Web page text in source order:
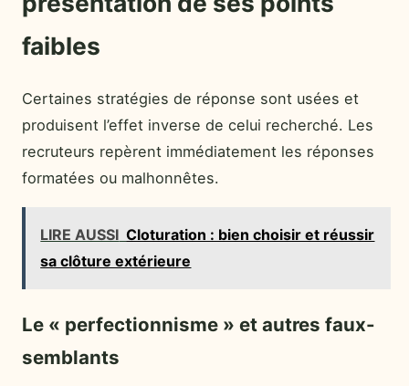
faibles
Certaines stratégies de réponse sont usées et
produisent l’effet inverse de celui recherché. Les
recruteurs repèrent immédiatement les réponses
formatées ou malhonnêtes.
LIRE AUSSI Cloturation : bien choisir et réussir
sa clôture extérieure
Le « perfectionnisme » et autres faux-
semblants